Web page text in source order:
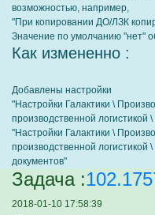
возможностью, например,
"При копировании ДО/ЛЗК
Значение по умолчанию "нет"
Как измененно :
Добавлены настройки
"Настройки Галактики \
производственной логистикой
"Настройки Галактики \
производственной логистикой
документов"
Задача :
2018-01-10 17:58:39